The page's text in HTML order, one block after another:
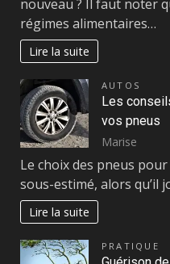
nouveau ? Il faut noter
régimes alimentaires…
Lire la suite
AUTOS
Les
vos pneus
Marise
Le choix des pneus
sous-estimé, alors qu’il
Lire la suite
PRATIQUE